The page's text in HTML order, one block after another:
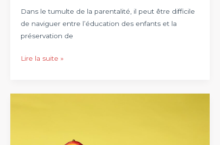
Dans le tumulte de la parentalité, il peut être difficile
de naviguer entre l’éducation des enfants et la
préservation de
Élever
tout
Lire la suite »